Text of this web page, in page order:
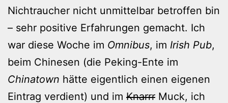
Nichtraucher nicht unmittelbar betroffen bin
– sehr positive Erfahrungen gemacht. Ich
war diese Woche im Omnibus, im Irish Pub,
beim Chinesen (die Peking-Ente im
Chinatown hätte eigentlich einen eigenen
Eintrag verdient) und im Knarrr Muck, ich